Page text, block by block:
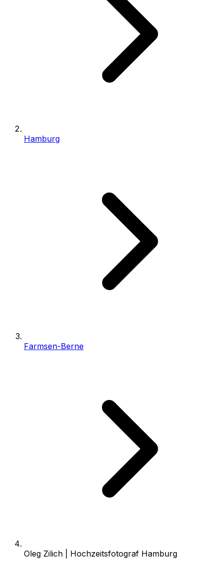
Hamburg
Farmsen-Berne
Oleg Zilich | Hochzeitsfotograf Hamburg